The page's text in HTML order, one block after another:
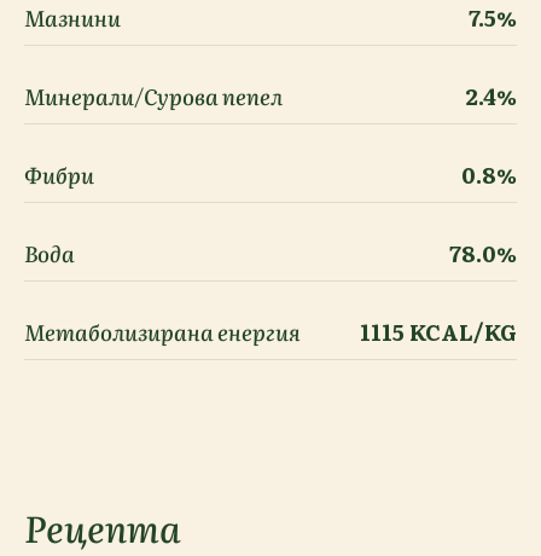
Мазнини 7.5%
Минерали/Сурова пепел 2.4%
Фибри 0.8%
Вода 78.0%
Метаболизирана енергия 1115 KCAL/KG
Рецепта